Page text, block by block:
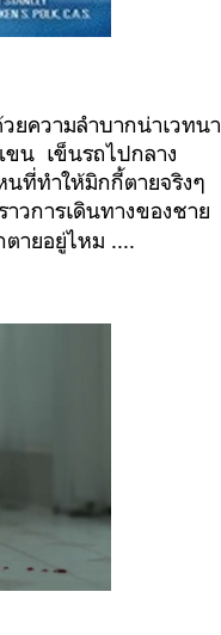
ยความลำบากน่าเวทนา
น เข็นรถไปกลาง
นที่ทำให้มิกกี้ตายจริงๆ
วการเดินทางของชาย
ตายอยู่ไหม ....